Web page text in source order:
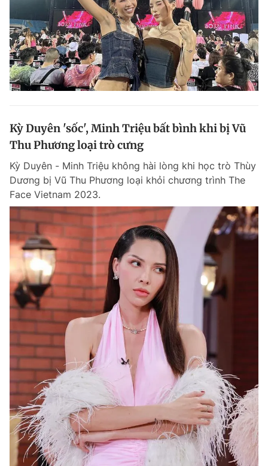
Kỳ Duyên 'sốc', Minh Triệu bất bình khi bị Vũ
Thu Phương loại trò cưng
Kỳ Duyên - Minh Triệu không hài lòng khi học trò Thùy
Dương bị Vũ Thu Phương loại khỏi chương trình The
Face Vietnam 2023.